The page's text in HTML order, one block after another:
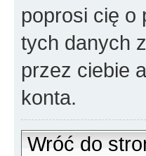
poprosi cię o
tych danych
przez ciebie
konta.
Wróć do